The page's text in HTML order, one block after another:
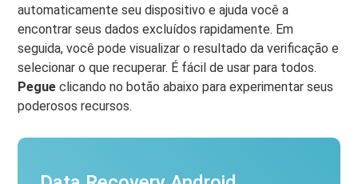
automaticamente seu dispositivo e ajuda você a
encontrar seus dados excluídos rapidamente. Em
seguida, você pode visualizar o resultado da verificação e
selecionar o que recuperar. É fácil de usar para todos.
Pegueclicando no botão abaixo para experimentar seus
poderosos recursos.